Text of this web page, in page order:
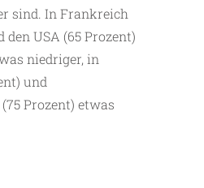
sind. In Frankreich
den USA (65 Prozent)
niedriger, in
und
Prozent) etwas